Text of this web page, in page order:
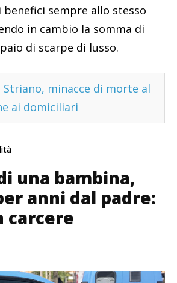
sempre allo stesso
in cambio la somma di
di scarpe di lusso.
Striano, minacce di morte al
ai domiciliari
una bambina,
anni dal padre:
carcere